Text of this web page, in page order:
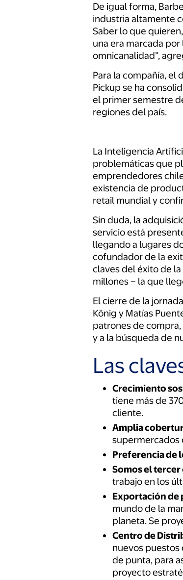
De igual forma,
industria altamente
Saber lo que
una era marcada
omnicanalidad”,
Para la compañía, el
Pickup se ha
el primer semestre
regiones del país.
La Inteligencia
problemáticas que
emprendedores
existencia de
retail mundial y
Sin duda, la
servicio está
llegando a lugares
cofundador de la
claves del éxito de
millones – la que
El cierre de la
König y Matías
patrones de
y a la búsqueda de
Las
Crecimiento
tiene más de
cliente.
Amplia
supermercados
Preferencia de
Somos el
trabajo en los
Exportación de
mundo de la
planeta. Se
Centro de
nuevos puestos
de punta, para
proyecto